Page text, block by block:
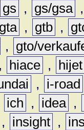
gs , gs/gsa
gta , gtb ,
,
gto/
, hiace ,
hijet
,
i-road
ich , idea ,
, insight ,